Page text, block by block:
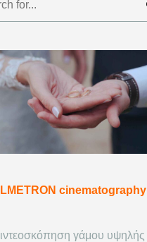
cinematography
γάμου υψηλής